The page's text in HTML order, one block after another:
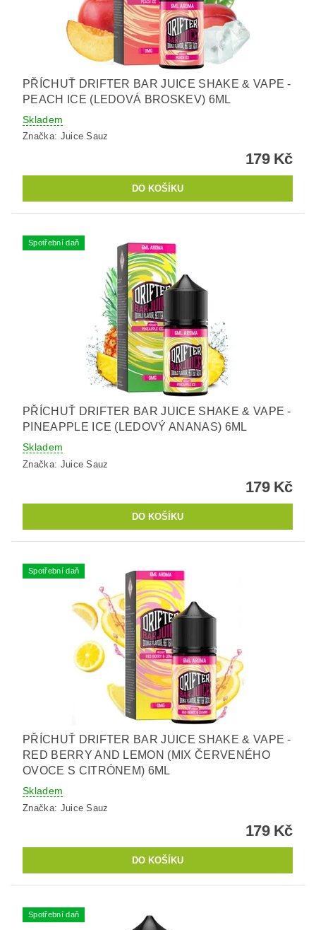
PŘÍCHUŤ DRIFTER BAR JUICE SHAKE & VAPE -
PEACH ICE (LEDOVÁ BROSKEV) 6ML
Skladem
Značka: Juice Sauz
179 Kč
Spotřební daň
PŘÍCHUŤ DRIFTER BAR JUICE SHAKE & VAPE -
PINEAPPLE ICE (LEDOVÝ ANANAS) 6ML
Skladem
Značka: Juice Sauz
179 Kč
Spotřební daň
PŘÍCHUŤ DRIFTER BAR JUICE SHAKE & VAPE -
RED BERRY AND LEMON (MIX ČERVENÉHO
OVOCE S CITRÓNEM) 6ML
Skladem
Značka: Juice Sauz
179 Kč
Spotřební daň